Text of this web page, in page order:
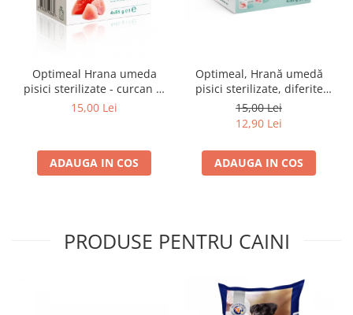
Optimeal Hrana umeda
pisici sterilizate - curcan si
pui in sos, set 3+1,
15,00 Lei
ADAUGA IN COS
Optimeal, Hrană umedă
pisici sterilizate, diferite
arome, (3+1), 0.34kg
15,00 Lei
12,90 Lei
ADAUGA IN COS
PRODUSE PENTRU CAINI